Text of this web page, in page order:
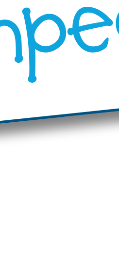
con bordes ondulados Etiquetas